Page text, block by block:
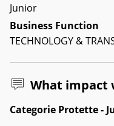
Junior
Business Function
TECHNOLOGY &
What impact
Categorie Protette -